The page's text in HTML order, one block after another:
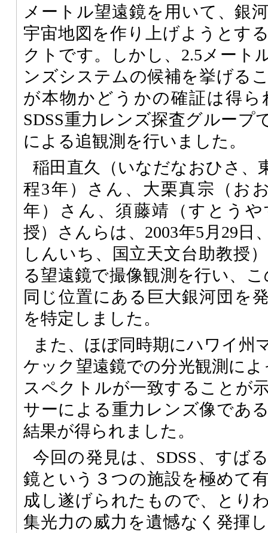
メートル望遠鏡を用いて、銀
宇宙地図を作り上げようとす
クトです。しかし、2.5メート
ンズシステムの候補を挙げる
が本物かどうかの確証は得
SDSS重力レンズ探査グループ
による追観測を行いました。
稲田直久（いなだなおひさ、
程3年）さん、大栗真宗（お
年）さん、須藤靖（すとう
授）さんらは、2003年5月29日
しんいち、国立天文台助教授
る望遠鏡で撮像観測を行い、
同じ位置にある巨大銀河団を
を特定しました。
また、ほぼ同時期にハワイ州
ケック望遠鏡での分光観測に
スペクトルが一致することが
サーによる重力レンズ像であ
結果が得られました。
今回の発見は、 SDSS 、すば
鏡という３つの施設を極めて
成し遂げられたもので、とり
集光力の威力を遺憾なく発揮